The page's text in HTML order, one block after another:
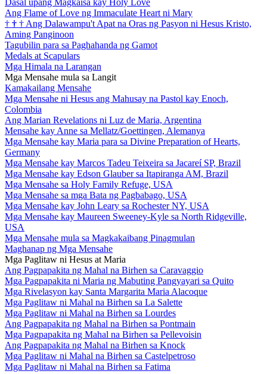
Ang Flame of Love ng Immaculate Heart ni Mary
† † † Ang Dalawampu't Apat na Oras ng Pasyon ni Hesus Kristo,
Aming Panginoon
Tagubilin para sa Paghahanda ng Gamot
Medals at Scapulars
Mga Himala na Larangan
Mga Mensahe mula sa Langit
Kamakailang Mensahe
Mga Mensahe ni Hesus ang Mahusay na Pastol kay Enoch,
Colombia
Ang Marian Revelations ni Luz de Maria, Argentina
Mensahe kay Anne sa Mellatz/Goettingen, Alemanya
Mga Mensahe kay Maria para sa Divine Preparation of Hearts,
Germany
Mga Mensahe kay Marcos Tadeu Teixeira sa Jacareí SP, Brazil
Mga Mensahe kay Edson Glauber sa Itapiranga AM, Brazil
Mga Mensahe sa Holy Family Refuge, USA
Mga Mensahe sa mga Bata ng Pagbabago, USA
Mga Mensahe kay John Leary sa Rochester NY, USA
Mga Mensahe kay Maureen Sweeney-Kyle sa North Ridgeville,
USA
Mga Mensahe mula sa Magkakaibang Pinagmulan
Maghanap ng Mga Mensahe
Mga Paglitaw ni Hesus at Maria
Ang Pagpapakita ng Mahal na Birhen sa Caravaggio
Mga Pagpapakita ni Maria ng Mabuting Pangyayari sa Quito
Mga Rivelasyon kay Santa Margarita Maria Alacoque
Mga Paglitaw ni Mahal na Birhen sa La Salette
Mga Paglitaw ni Mahal na Birhen sa Lourdes
Ang Pagpapakita ng Mahal na Birhen sa Pontmain
Mga Pagpapakita ng Mahal na Birhen sa Pellevoisin
Ang Pagpapakita ng Mahal na Birhen sa Knock
Mga Paglitaw ni Mahal na Birhen sa Castelpetroso
Mga Paglitaw ni Mahal na Birhen sa Fatima